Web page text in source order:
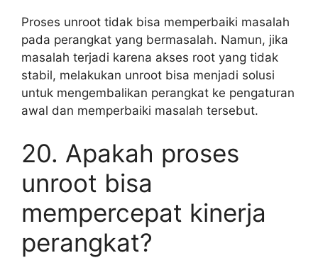
Proses unroot tidak bisa memperbaiki masalah
pada perangkat yang bermasalah. Namun, jika
masalah terjadi karena akses root yang tidak
stabil, melakukan unroot bisa menjadi solusi
untuk mengembalikan perangkat ke pengaturan
awal dan memperbaiki masalah tersebut.
20. Apakah proses
unroot bisa
mempercepat kinerja
perangkat?